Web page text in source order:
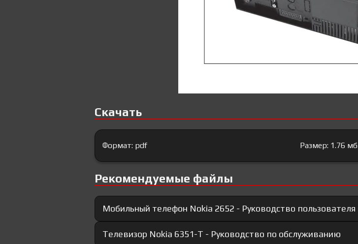
Скачать
Формат: pdf Размер: 1.76 мб
Рекомендуемые файлы
Мобильный телефон Nokia 2652 - Руководство пользователя
Телевизор Nokia 6351-T - Руководство по обслуживанию